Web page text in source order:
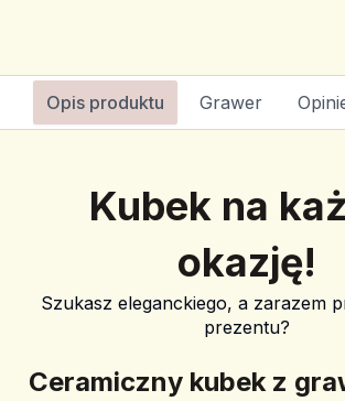
Opis produktu Grawer
Kubek na
okazję!
Szukasz eleganckiego, a zarazem
prezentu?
﻿Ceramiczny kubek z